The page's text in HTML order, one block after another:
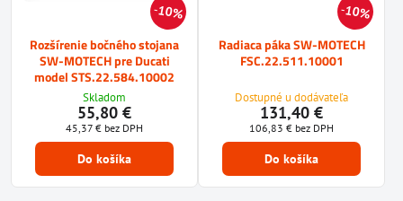
10%
Rozšírenie bočného stojana
SW-MOTECH pre Ducati
model STS.22.584.10002
Skladom
55,80 €
45,37 € bez DPH
Do košíka
10%
Radiaca páka SW-MOTECH
FSC.22.511.10001
Dostupné u dodávateľa
131,40 €
106,83 € bez DPH
Do košíka